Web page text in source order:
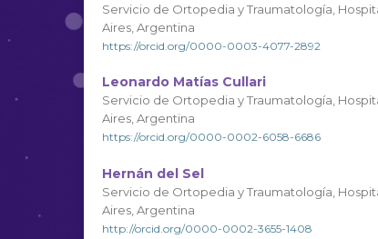
Servicio de Ortopedia y Traumatología,
Aires, Argentina
https://orcid.org/0000-0003-4077-2892
Leonardo Matías Cullari
Servicio de Ortopedia y Traumatología,
Aires, Argentina
https://orcid.org/0000-0002-6058-6686
Hernán del Sel
Servicio de Ortopedia y Traumatología,
Aires, Argentina
http://orcid.org/0000-0002-3655-1408